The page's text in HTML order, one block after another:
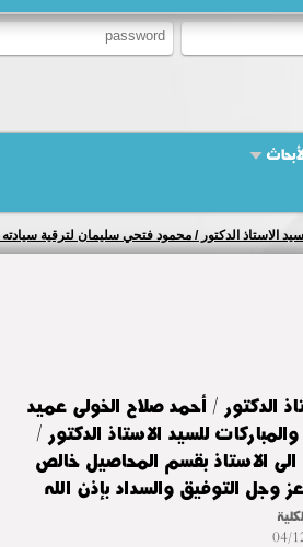
الاستاذ الدكتور / محمود فتحي سليمان لترقية
الدكتور / أحمد صلاح الخولى عميد
للسيد الاستاذ الدكتور /
الاستاذ بقسم المحاصيل خالص
عز وجل التوفيق والسداد بإذن الله
04/